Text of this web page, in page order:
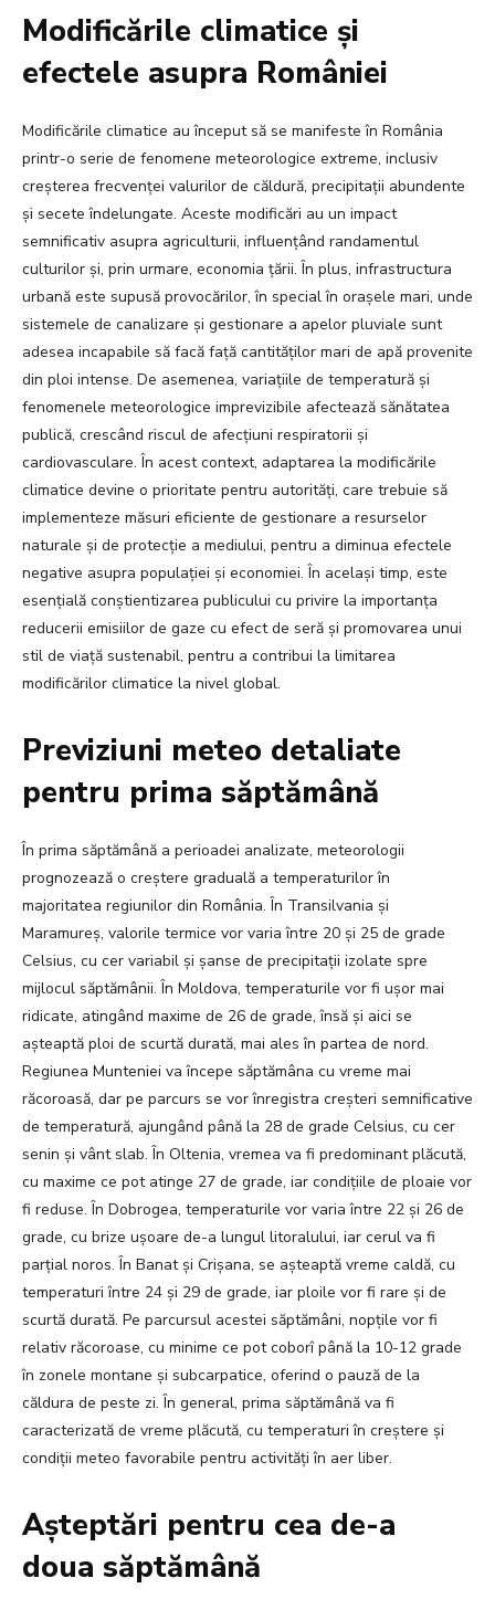
Modificările climatice și
efectele asupra României
Modificările climatice au început să se manifeste în România
printr-o serie de fenomene meteorologice extreme, inclusiv
creșterea frecvenței valurilor de căldură, precipitații abundente
și secete îndelungate. Aceste modificări au un impact
semnificativ asupra agriculturii, influențând randamentul
culturilor și, prin urmare, economia țării. În plus, infrastructura
urbană este supusă provocărilor, în special în orașele mari, unde
sistemele de canalizare și gestionare a apelor pluviale sunt
adesea incapabile să facă față cantităților mari de apă provenite
din ploi intense. De asemenea, variațiile de temperatură și
fenomenele meteorologice imprevizibile afectează sănătatea
publică, crescând riscul de afecțiuni respiratorii și
cardiovasculare. În acest context, adaptarea la modificările
climatice devine o prioritate pentru autorități, care trebuie să
implementeze măsuri eficiente de gestionare a resurselor
naturale și de protecție a mediului, pentru a diminua efectele
negative asupra populației și economiei. În același timp, este
esențială conștientizarea publicului cu privire la importanța
reducerii emisiilor de gaze cu efect de seră și promovarea unui
stil de viață sustenabil, pentru a contribui la limitarea
modificărilor climatice la nivel global.
Previziuni meteo detaliate
pentru prima săptămână
În prima săptămână a perioadei analizate, meteorologii
prognozează o creștere graduală a temperaturilor în
majoritatea regiunilor din România. În Transilvania și
Maramureș, valorile termice vor varia între 20 și 25 de grade
Celsius, cu cer variabil și șanse de precipitații izolate spre
mijlocul săptămânii. În Moldova, temperaturile vor fi ușor mai
ridicate, atingând maxime de 26 de grade, însă și aici se
așteaptă ploi de scurtă durată, mai ales în partea de nord.
Regiunea Munteniei va începe săptămâna cu vreme mai
răcoroasă, dar pe parcurs se vor înregistra creșteri semnificative
de temperatură, ajungând până la 28 de grade Celsius, cu cer
senin și vânt slab. În Oltenia, vremea va fi predominant plăcută,
cu maxime ce pot atinge 27 de grade, iar condițiile de ploaie vor
fi reduse. În Dobrogea, temperaturile vor varia între 22 și 26 de
grade, cu brize ușoare de-a lungul litoralului, iar cerul va fi
parțial noros. În Banat și Crișana, se așteaptă vreme caldă, cu
temperaturi între 24 și 29 de grade, iar ploile vor fi rare și de
scurtă durată. Pe parcursul acestei săptămâni, nopțile vor fi
relativ răcoroase, cu minime ce pot coborî până la 10-12 grade
în zonele montane și subcarpatice, oferind o pauză de la
căldura de peste zi. În general, prima săptămână va fi
caracterizată de vreme plăcută, cu temperaturi în creștere și
condiții meteo favorabile pentru activități în aer liber.
Așteptări pentru cea de-a
doua săptămână